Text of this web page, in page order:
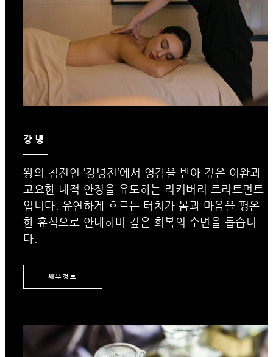
강녕
왕의 침전인 ‘강녕전’에서 영감을 받아 깊은 이완과
고요한 내적 안정을 유도하는 리커버리 트리트먼트
입니다. 유연하게 흐르는 터치가 몸과 마음을 평온
한 휴식으로 안내하며 깊은 회복의 수면을 돕습니
다.
세부정보